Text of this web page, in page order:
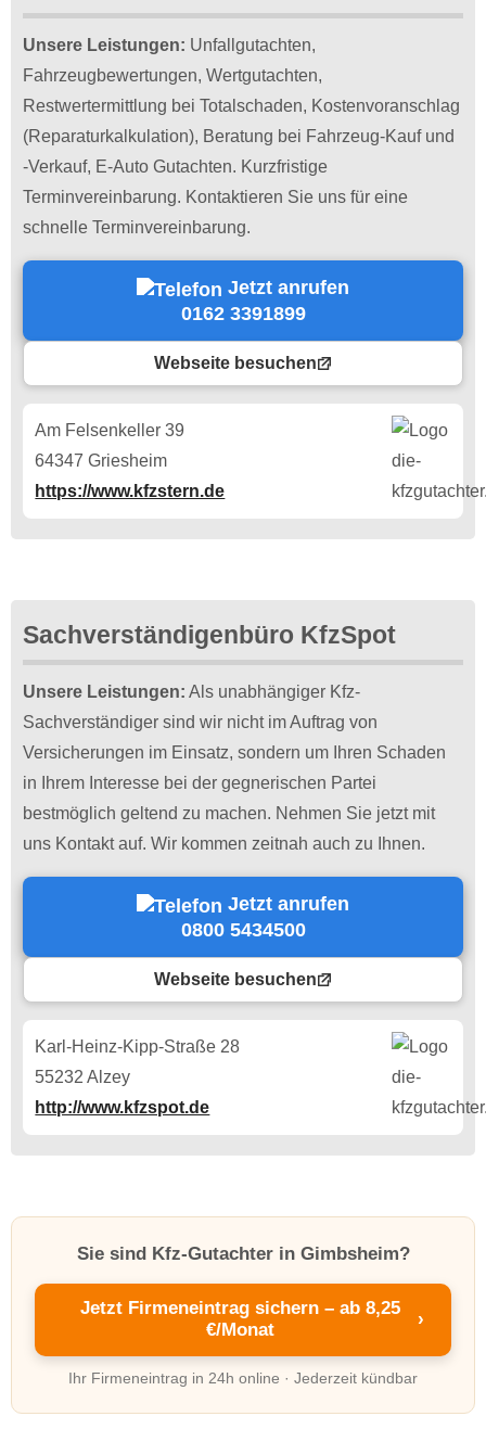
Unsere Leistungen: Unfallgutachten,
Fahrzeugbewertungen, Wertgutachten,
Restwertermittlung bei Totalschaden, Kostenvoranschlag
(Reparaturkalkulation), Beratung bei Fahrzeug-Kauf und
-Verkauf, E-Auto Gutachten. Kurzfristige
Terminvereinbarung. Kontaktieren Sie uns für eine
schnelle Terminvereinbarung.
Jetzt anrufen
0162 3391899
Webseite besuchen
Am Felsenkeller 39
64347 Griesheim
https://www.kfzstern.de
Sachverständigenbüro KfzSpot
Unsere Leistungen: Als unabhängiger Kfz-
Sachverständiger sind wir nicht im Auftrag von
Versicherungen im Einsatz, sondern um Ihren Schaden
in Ihrem Interesse bei der gegnerischen Partei
bestmöglich geltend zu machen. Nehmen Sie jetzt mit
uns Kontakt auf. Wir kommen zeitnah auch zu Ihnen.
Jetzt anrufen
0800 5434500
Webseite besuchen
Karl-Heinz-Kipp-Straße 28
55232 Alzey
http://www.kfzspot.de
Sie sind Kfz-Gutachter in Gimbsheim?
Jetzt Firmeneintrag sichern – ab 8,25
€/Monat
›
Ihr Firmeneintrag in 24h online · Jederzeit kündbar